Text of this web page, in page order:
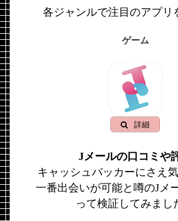
各ジャンルで注目のアプリ
ゲーム
詳細
Jメールの口コミや
キャッシュバッカーにさえ
一番出会いが可能と噂のJメ
って検証してみまし